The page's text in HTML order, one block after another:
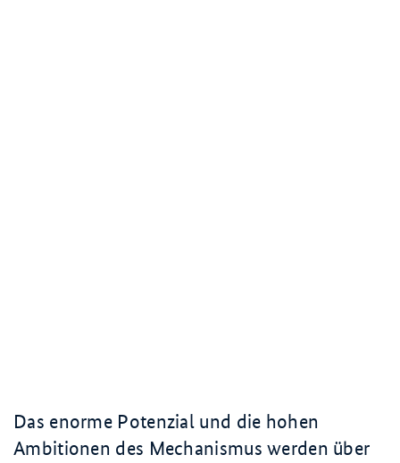
Das enorme Potenzial und die hohen
Ambitionen des Mechanismus werden über